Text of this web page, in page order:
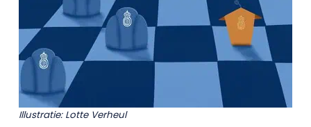
Illustratie: Lotte Verheul